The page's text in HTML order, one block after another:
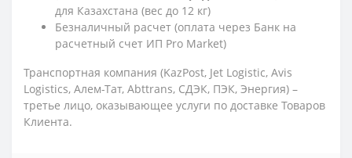
для Казахстана (вес до 12 кг)
Безналичный расчет (оплата через Банк на
расчетный счет ИП Pro Market)
Транспортная компания (KazPost, Jet Logistic, Avis
Logistics, Алем-Тат, Abttrans, СДЭК, ПЭК, Энергия) –
третье лицо, оказывающее услуги по доставке Товаров
Клиента.